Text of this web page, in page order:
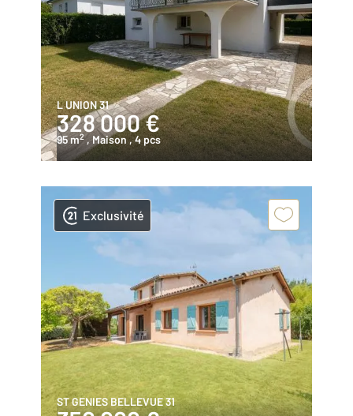
L UNION 31
328 000 €
95 m2 , Maison , 4 pcs
Exclusivité
ST GENIES BELLEVUE 31